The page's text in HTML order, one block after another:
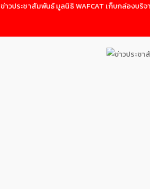
ข่าวประชาสัมพันธ์ มูลนิธิ WAFCAT เก็บกล่องบริจ